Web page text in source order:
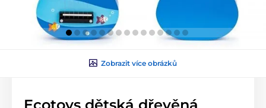
Zobrazit více obrázků